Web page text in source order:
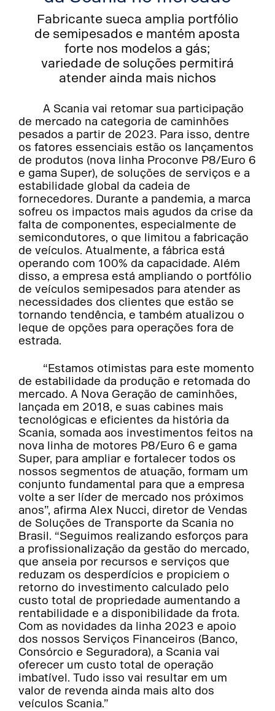
Fabricante sueca amplia portfólio
de semipesados e mantém aposta
forte nos modelos a gás;
variedade de soluções permitirá
atender ainda mais nichos
A Scania vai retomar sua participação
de mercado na categoria de caminhões
pesados a partir de 2023. Para isso, dentre
os fatores essenciais estão os lançamentos
de produtos (nova linha Proconve P8/Euro 6
e gama Super), de soluções de serviços e a
estabilidade global da cadeia de
fornecedores. Durante a pandemia, a marca
sofreu os impactos mais agudos da crise da
falta de componentes, especialmente de
semicondutores, o que limitou a fabricação
de veículos. Atualmente, a fábrica está
operando com 100% da capacidade. Além
disso, a empresa está ampliando o portfólio
de veículos semipesados para atender as
necessidades dos clientes que estão se
tornando tendência, e também atualizou o
leque de opções para operações fora de
estrada.
“Estamos otimistas para este momento
de estabilidade da produção e retomada do
mercado. A Nova Geração de caminhões,
lançada em 2018, e suas cabines mais
tecnológicas e eficientes da história da
Scania, somada aos investimentos feitos na
nova linha de motores P8/Euro 6 e gama
Super, para ampliar e fortalecer todos os
nossos segmentos de atuação, formam um
conjunto fundamental para que a empresa
volte a ser líder de mercado nos próximos
anos”, afirma Alex Nucci, diretor de Vendas
de Soluções de Transporte da Scania no
Brasil. “Seguimos realizando esforços para
a profissionalização da gestão do mercado,
que anseia por recursos e serviços que
reduzam os desperdícios e propiciem o
retorno do investimento calculado pelo
custo total de propriedade aumentando a
rentabilidade e a disponibilidade da frota.
Com as novidades da linha 2023 e apoio
dos nossos Serviços Financeiros (Banco,
Consórcio e Seguradora), a Scania vai
oferecer um custo total de operação
imbatível. Tudo isso vai resultar em um
valor de revenda ainda mais alto dos
veículos Scania.”